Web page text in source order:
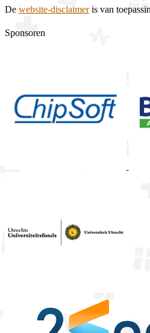
De website-disclaimeris van
Sponsoren